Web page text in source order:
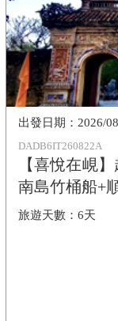
DADB6IT260822A
【喜悅在峴
南島竹桶船+
6天
2026/